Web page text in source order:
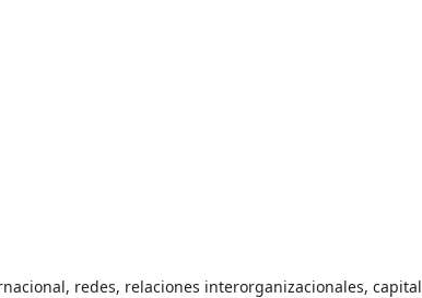
redes, relaciones interorganizacionales, capital